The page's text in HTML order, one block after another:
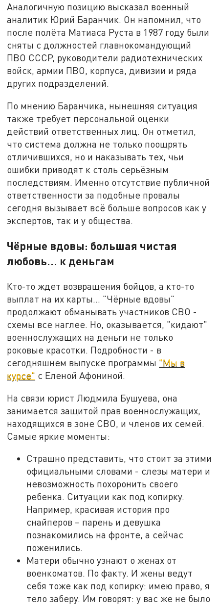
Аналогичную позицию высказал военный
аналитик Юрий Баранчик. Он напомнил, что
после полёта Матиаса Руста в 1987 году были
сняты с должностей главнокомандующий
ПВО СССР, руководители радиотехнических
войск, армии ПВО, корпуса, дивизии и ряда
других подразделений.
По мнению Баранчика, нынешняя ситуация
также требует персональной оценки
действий ответственных лиц. Он отметил,
что система должна не только поощрять
отличившихся, но и наказывать тех, чьи
ошибки приводят к столь серьёзным
последствиям. Именно отсутствие публичной
ответственности за подобные провалы
сегодня вызывает всё больше вопросов как у
экспертов, так и у общества.
Чёрные вдовы: большая чистая
любовь... к деньгам
Кто-то ждет возвращения бойцов, а кто-то
выплат на их карты... "Чёрные вдовы"
продолжают обманывать участников СВО -
схемы все наглее. Но, оказывается, "кидают"
военнослужащих на деньги не только
роковые красотки. Подробности - в
сегодняшнем выпуске программы "Мы в
курсе" с Еленой Афониной.
На связи юрист Людмила Бушуева, она
занимается защитой прав военнослужащих,
находящихся в зоне СВО, и членов их семей.
Самые яркие моменты:
Страшно представить, что стоит за этими
официальными словами - слезы матери и
невозможность похоронить своего
ребенка. Ситуации как под копирку.
Например, красивая история про
снайперов – парень и девушка
познакомились на фронте, а сейчас
поженились.
Матери обычно узнают о женах от
военкоматов. По факту. И жены ведут
себя тоже как под копирку: имею право, я
тело заберу. Им говорят: у вас же не было